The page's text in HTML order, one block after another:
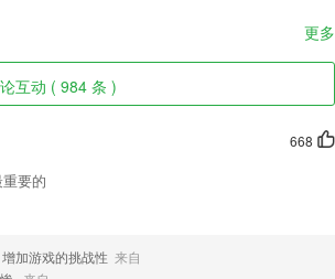
，了解牡丹身边事。
忆。
更多
互动 ( 984 条 )
668
要的
加游戏的挑战性 来自